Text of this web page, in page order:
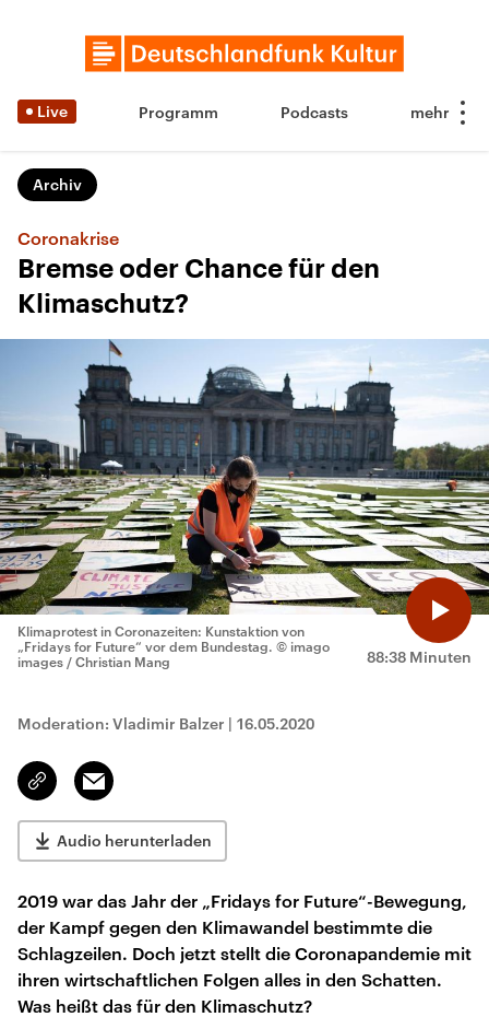
Live Programm Podcasts
Archiv
Coronakrise
Bremse oder Chance für den
Klimaschutz?
88:38 Minuten
Klimaprotest in Coronazeiten: Kunstaktion von
„Fridays for Future“ vor dem Bundestag. © imago
images / Christian Mang
Moderation: Vladimir Balzer | 16.05.2020
Link
kopieren/teilen
Email
Audio herunterladen
2019 war das Jahr der „Fridays for Future“-Bewegung,
der Kampf gegen den Klimawandel bestimmte die
Schlagzeilen. Doch jetzt stellt die Coronapandemie mit
ihren wirtschaftlichen Folgen alles in den Schatten.
Was heißt das für den Klimaschutz?